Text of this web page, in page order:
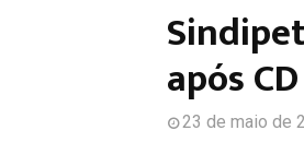
após
23 de maio de